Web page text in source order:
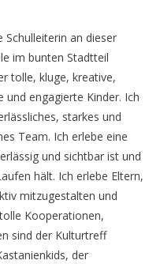
Schulleiterin an dieser
im bunten Stadtteil
tolle, kluge, kreative,
und engagierte Kinder. Ich
starkes und
Team. Ich erlebe eine
und sichtbar ist und
hält. Ich erlebe Eltern,
mitzugestalten und
Kooperationen,
sind der Kulturtreff
der